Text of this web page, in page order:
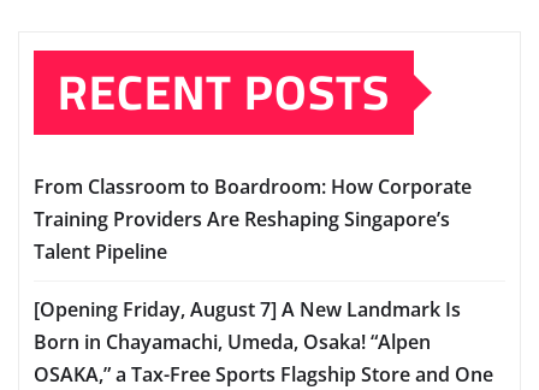
RECENT POSTS
From Classroom to Boardroom: How Corporate
Training Providers Are Reshaping Singapore’s
Talent Pipeline
[Opening Friday, August 7] A New Landmark Is
Born in Chayamachi, Umeda, Osaka! “Alpen
OSAKA,” a Tax-Free Sports Flagship Store and One